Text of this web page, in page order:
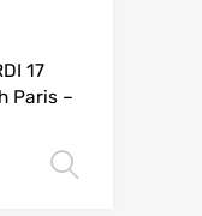
17
Paris –